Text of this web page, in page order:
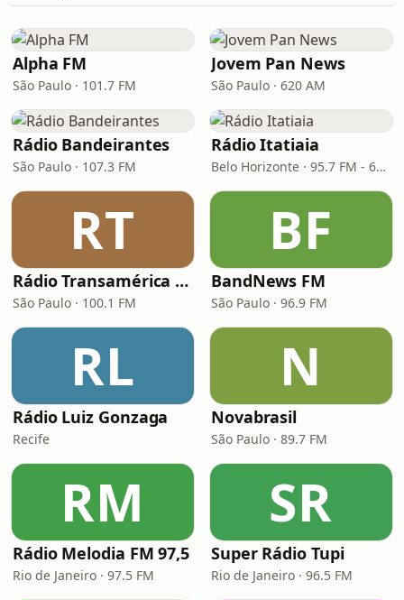
Alpha FM
São Paulo · 101.7 FM
Jovem Pan News
São Paulo · 620 AM
Rádio Bandeirantes
São Paulo · 107.3 FM
Rádio Itatiaia
Belo Horizonte · 95.7 FM - 610 AM
RT
Rádio Transamérica (TMC)
São Paulo · 100.1 FM
BF
BandNews FM
São Paulo · 96.9 FM
RL
Rádio Luiz Gonzaga
Recife
N
Novabrasil
São Paulo · 89.7 FM
RM
Rádio Melodia FM 97,5
Rio de Janeiro · 97.5 FM
SR
Super Rádio Tupi
Rio de Janeiro · 96.5 FM